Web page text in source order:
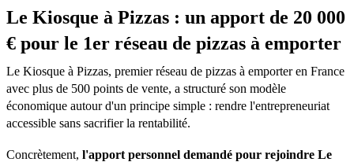
Le Kiosque à Pizzas : un apport de 20 000
€ pour le 1er réseau de pizzas à emporter
Le Kiosque à Pizzas, premier réseau de pizzas à emporter en France
avec plus de 500 points de vente, a structuré son modèle
économique autour d'un principe simple : rendre l'entrepreneuriat
accessible sans sacrifier la rentabilité.
Concrètement, l'apport personnel demandé pour rejoindre Le